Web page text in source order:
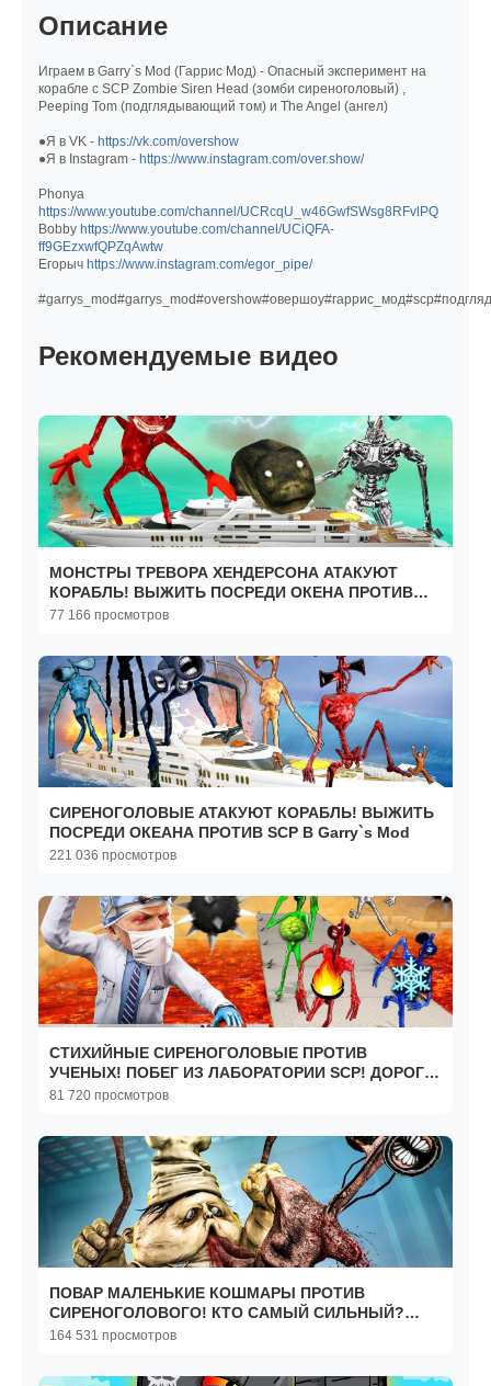
Описание
Играем в Garry`s Mod (Гаррис Мод) - Опасный эксперимент на
корабле с SCP Zombie Siren Head (зомби сиреноголовый) ,
Peeping Tom (подглядывающий том) и The Angel (ангел)
●Я в VK - https://vk.com/overshow
●Я в Instagram - https://www.instagram.com/over.show/
Phonya
https://www.youtube.com/channel/UCRcqU_w46GwfSWsg8RFvlPQ
Bobby https://www.youtube.com/channel/UCiQFA-
ff9GEzxwfQPZqAwtw
Егорыч https://www.instagram.com/egor_pipe/
Рекомендуемые видео
МОНСТРЫ ТРЕВОРА ХЕНДЕРСОНА АТАКУЮТ
КОРАБЛЬ! ВЫЖИТЬ ПОСРЕДИ ОКЕНА ПРОТИВ
SCP В Garry`s Mod
77 166 просмотров
СИРЕНОГОЛОВЫЕ АТАКУЮТ КОРАБЛЬ! ВЫЖИТЬ
ПОСРЕДИ ОКЕАНА ПРОТИВ SCP В Garry`s Mod
221 036 просмотров
СТИХИЙНЫЕ СИРЕНОГОЛОВЫЕ ПРОТИВ
УЧЕНЫХ! ПОБЕГ ИЗ ЛАБОРАТОРИИ SCP! ДОРОГА
СМЕРТИ С SCP В Garry`s Mod
81 720 просмотров
ПОВАР МАЛЕНЬКИЕ КОШМАРЫ ПРОТИВ
СИРЕНОГОЛОВОГО! КТО САМЫЙ СИЛЬНЫЙ?
БИТВА SCP ЗА ЖИЗНЬ В Garry`s Mod
164 531 просмотров